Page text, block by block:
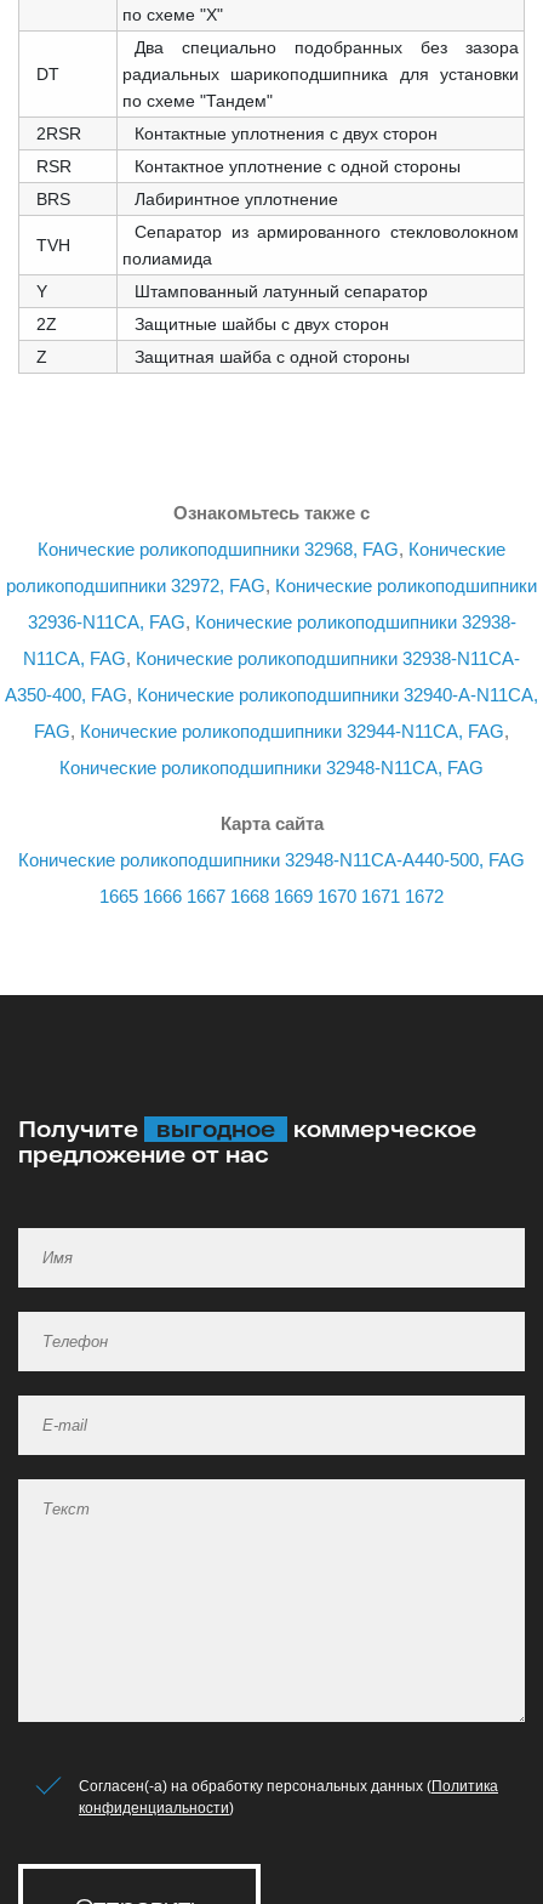
по схеме "X"
DT
Два специально подобранных без зазора
радиальных шарикоподшипника для установки
по схеме "Тандем"
2RSR
Контактные уплотнения с двух сторон
RSR
Контактное уплотнение с одной стороны
BRS
Лабиринтное уплотнение
TVH
Сепаратор из армированного стекловолокном
полиамида
Y
Штампованный латунный сепаратор
2Z
Защитные шайбы с двух сторон
Z
Защитная шайба с одной стороны
Ознакомьтесь также с
Конические роликоподшипники 32968, FAG, Конические
роликоподшипники 32972, FAG, Конические роликоподшипники
32936-N11CA, FAG, Конические роликоподшипники 32938-
N11CA, FAG, Конические роликоподшипники 32938-N11CA-
A350-400, FAG, Конические роликоподшипники 32940-A-N11CA,
FAG, Конические роликоподшипники 32944-N11CA, FAG,
Конические роликоподшипники 32948-N11CA, FAG
Карта сайта
Конические роликоподшипники 32948-N11CA-A440-500, FAG
1665 1666 1667 1668 1669 1670 1671 1672
Получите выгодное
коммерческое
предложение от нас
Согласен(-а) на обработку персональных данных (Политика
конфиденциальности)